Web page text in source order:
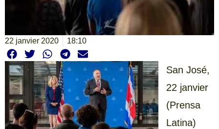
22 janvier 2020 18:10
San José,
22 janvier
(Prensa
Latina)